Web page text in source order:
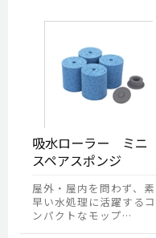
吸水ローラー ミニ
スペアスポンジ
屋外・屋内を問わず、素
早い水処理に活躍するコ
ンパクトなモップ…